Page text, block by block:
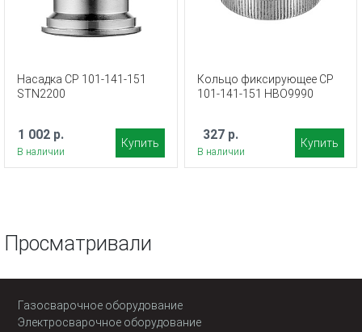
Насадка CP 101-141-151
STN2200
1 002 р.
В наличии
Купить
Кольцо фиксирующее CP
101-141-151 HBO9990
327 р.
В наличии
Купить
Просматривали
Газосварочное оборудование
Электросварочное оборудование